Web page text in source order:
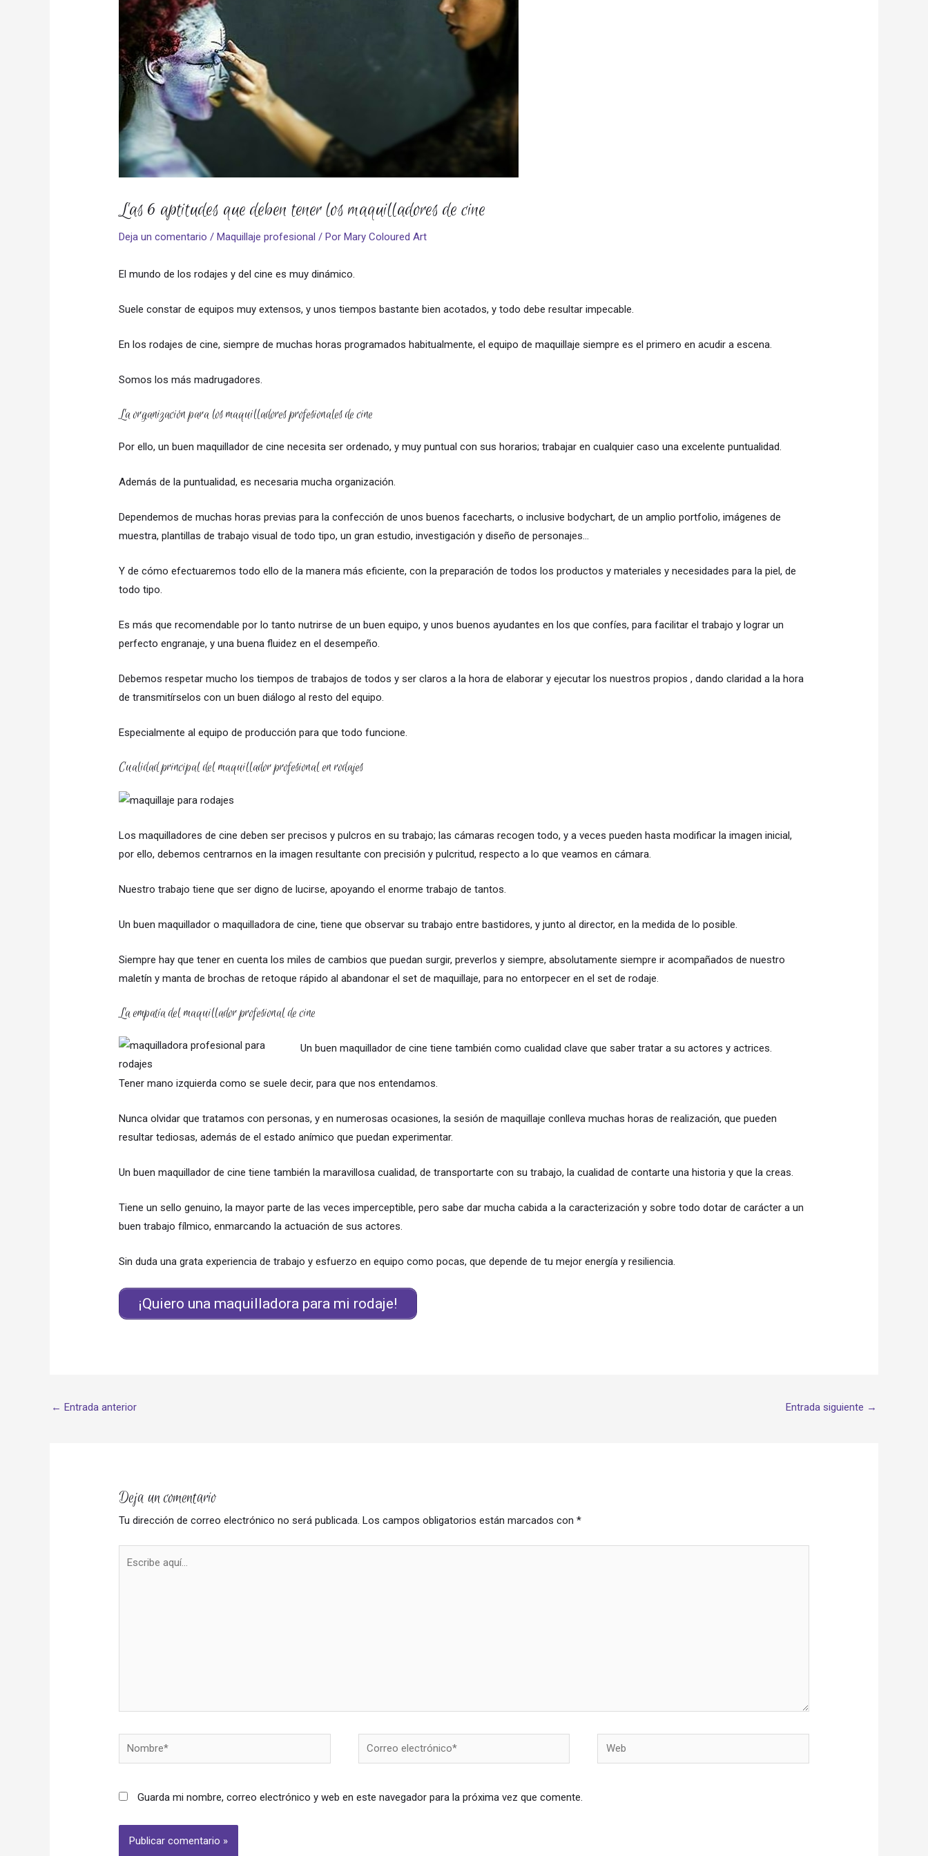
Las 6 aptitudes que deben tener los maquilladores de cine
Deja un comentario /Maquillaje profesional / PorMary Coloured Art
El mundo de los rodajes y del cine es muy dinámico.
Suele constar de equipos muy extensos, y unos tiempos bastante bien acotados, y todo debe resultar impecable.
En los rodajes de cine, siempre de muchas horas programados habitualmente, el equipo de maquillaje siempre es el primero en acudir a escena.
Somos los más madrugadores.
La organización para los maquilladores profesionales de cine
Por ello, un buen maquillador de cine necesita ser ordenado, y muy puntual con sus horarios; trabajar en cualquier caso una excelente puntualidad.
Además de la puntualidad, es necesaria mucha organización.
Dependemos de muchas horas previas para la confección de unos buenos facecharts, o inclusive bodychart, de un amplio portfolio, imágenes de
muestra, plantillas de trabajo visual de todo tipo, un gran estudio, investigación y diseño de personajes…
Y de cómo efectuaremos todo ello de la manera más eficiente, con la preparación de todos los productos y materiales y necesidades para la piel, de
todo tipo.
Es más que recomendable por lo tanto nutrirse de un buen equipo, y unos buenos ayudantes en los que confíes, para facilitar el trabajo y lograr un
perfecto engranaje, y una buena fluidez en el desempeño.
Debemos respetar mucho los tiempos de trabajos de todos y ser claros a la hora de elaborar y ejecutar los nuestros propios , dando claridad a la hora
de transmitírselos con un buen diálogo al resto del equipo.
Especialmente al equipo de producción para que todo funcione.
Cualidad principal del maquillador profesional en rodajes
Los maquilladores de cine deben ser precisos y pulcros en su trabajo; las cámaras recogen todo, y a veces pueden hasta modificar la imagen inicial,
por ello, debemos centrarnos en la imagen resultante con precisión y pulcritud, respecto a lo que veamos en cámara.
Nuestro trabajo tiene que ser digno de lucirse, apoyando el enorme trabajo de tantos.
Un buen maquillador o maquilladora de cine, tiene que observar su trabajo entre bastidores, y junto al director, en la medida de lo posible.
Siempre hay que tener en cuenta los miles de cambios que puedan surgir, preverlos y siempre, absolutamente siempre ir acompañados de nuestro
maletín y manta de brochas de retoque rápido al abandonar el set de maquillaje, para no entorpecer en el set de rodaje.
La empatía del maquillador profesional de cine
Un buen maquillador de cine tiene también como cualidad clave que saber tratar a su actores y actrices.
Tener mano izquierda como se suele decir, para que nos entendamos.
Nunca olvidar que tratamos con personas, y en numerosas ocasiones, la sesión de maquillaje conlleva muchas horas de realización, que pueden
resultar tediosas, además de el estado anímico que puedan experimentar.
Un buen maquillador de cine tiene también la maravillosa cualidad, de transportarte con su trabajo, la cualidad de contarte una historia y que la creas.
Tiene un sello genuino, la mayor parte de las veces imperceptible, pero sabe dar mucha cabida a la caracterización y sobre todo dotar de carácter a un
buen trabajo fílmico, enmarcando la actuación de sus actores.
Sin duda una grata experiencia de trabajo y esfuerzo en equipo como pocas, que depende de tu mejor energía y resiliencia.
¡Quiero una maquilladora para mi rodaje!
← Entrada anterior Entrada siguiente →
Deja un comentario
Tu dirección de correo electrónico no será publicada. Los campos obligatorios están marcados con*
Nombre*
Correo
electrónico*
Web
Guarda mi nombre, correo electrónico y web en este navegador para la próxima vez que comente.